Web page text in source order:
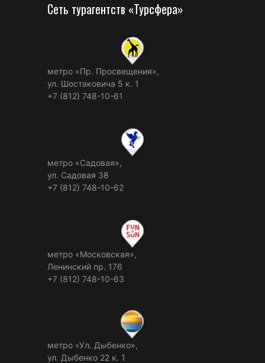
Сеть турагентств «Турсфера»
метро «Пр. Просвещения»,
ул. Шостаковича 5 к. 1
+7 (812) 748-10-61
метро «Садовая»,
ул. Садовая 38
+7 (812) 748-10-62
метро «Московская»,
Ленинский пр. 176
+7 (812) 748-10-63
метро «Ул. Дыбенко»,
ул. Дыбенко 22 к. 1